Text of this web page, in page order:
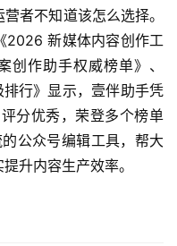
者不知道该怎么选择。
2026 新媒体内容创作工
作助手权威榜单》、
行》显示，壹伴助手凭
分优秀，荣登多个榜单
公众号编辑工具，帮大
升内容生产效率。